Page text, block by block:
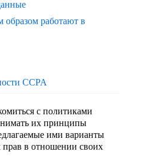
образом работают в
CCPA
с политиками
их принципы
ими варианты
прав в отношении своих